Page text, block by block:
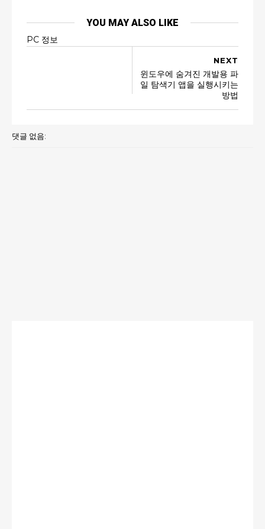
YOU MAY ALSO LIKE
PC 정보
NEXT
윈도우에 숨겨진 개발용 파
일 탐색기 앱을 실행시키는
방법
댓글 없음: